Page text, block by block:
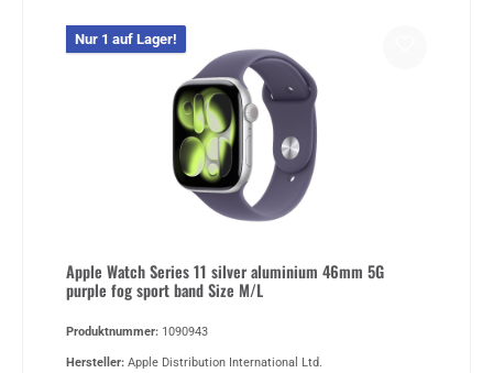
Nur 1 auf Lager!
Apple Watch Series 11 silver aluminium 46mm 5G
purple fog sport band Size M/L
Produktnummer: 1090943
Hersteller: Apple Distribution International Ltd.